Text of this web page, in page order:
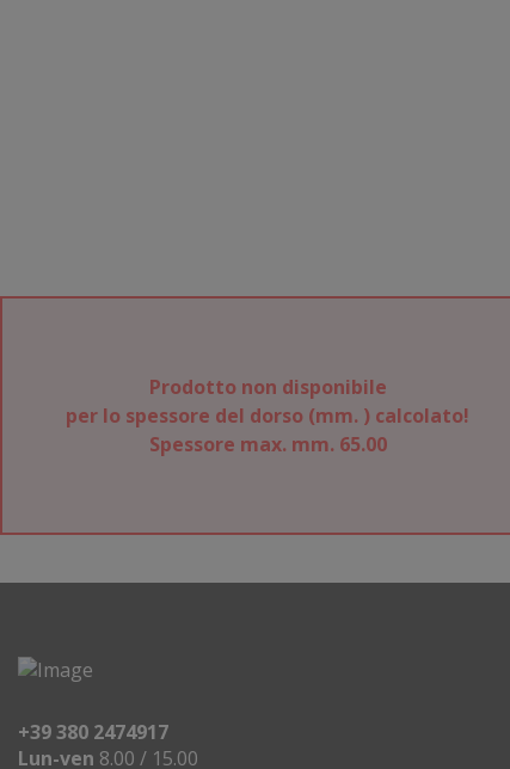
Prodotto non disponibile
per lo spessore del dorso (mm. ) calcolato!
Spessore max. mm. 65.00
+39 380 2474917
Lun-ven 8.00 / 15.00